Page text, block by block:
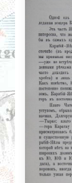
Партнеры